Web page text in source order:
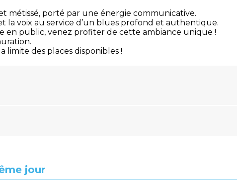
métissé, porté par une énergie communicative.
la voix au service d’un blues profond et authentique.
en public, venez profiter de cette ambiance unique !
limite des places disponibles !
jour